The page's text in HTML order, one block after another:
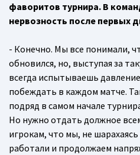
фаворитов турнира. В
нервозность после первых
- Конечно. Мы все понимали,
обновился, но, выступая за
всегда испытываешь
побеждать в каждом матче.
подряд в самом начале
Но нужно отдать должное
игрокам, что мы, не
работали и продолжаем